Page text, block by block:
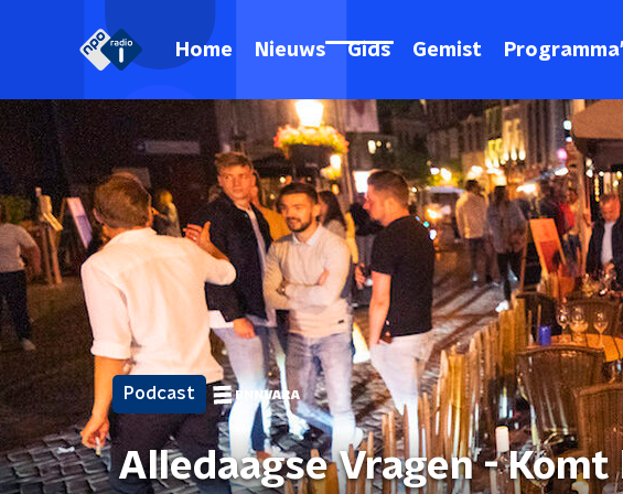
Home Nieuws Gids Gemist
Podcast
Alledaagse Vragen -